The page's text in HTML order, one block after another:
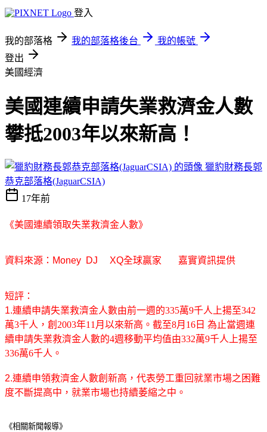
登入
我的部落格 我的部落格後台
我的帳號
登出
美國經濟
美國連續申請失業救濟金人數
攀抵2003年以來新高！
獵豹財務長郭
恭克部落格(JaguarCSIA)
17年前
《美國連續領取失業救濟金人數》
資料來源： Money DJ XQ全球贏家 嘉實資訊提供
短評：
1.連續申請失業救濟金人數由前一週的335萬9千人上揚至342
萬3千人，創 2003年11 月以來新高。截至8月 16 日 為止當週連
續申請失業救濟金人數的4週移動平均值由332萬9千人上揚至
336萬6千人。
2.連續申領救濟金人數創新高，代表勞工重回就業市場之困難
度不斷提高中，就業市場也持續萎縮之中。
《相關新聞報導》